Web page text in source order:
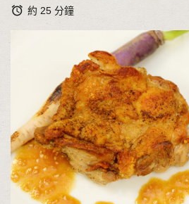
alarm 約 25 分鐘